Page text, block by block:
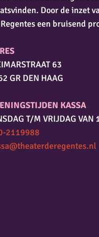
Door de inzet
een bruisend
63
GR DEN HAAG
KASSA
T/M VRIJDAG VAN
2119988